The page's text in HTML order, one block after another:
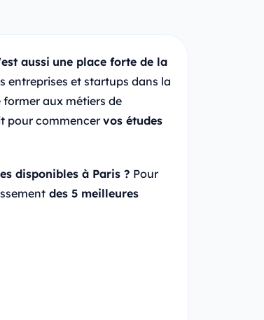
aussi une place forte de la
entreprises et startups dans la
former aux métiers de
pour commencervos études
disponibles à Paris ? Pour
des 5 meilleures